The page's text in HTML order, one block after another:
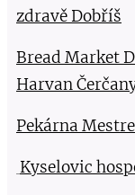
zdravě Dobříš
Bread Market
Harvan
Pekárna
Kyselovic